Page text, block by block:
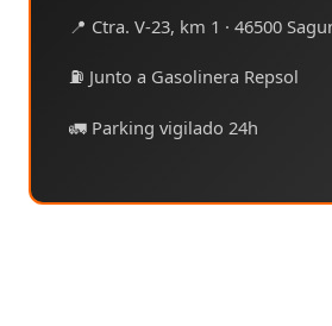
📍 Ctra. V-23, km 1 · 46500
⛽ Junto a Gasolinera Repsol
🚛 Parking vigilado 24h